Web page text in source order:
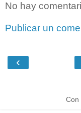
No hay
Publicar un
‹
Con